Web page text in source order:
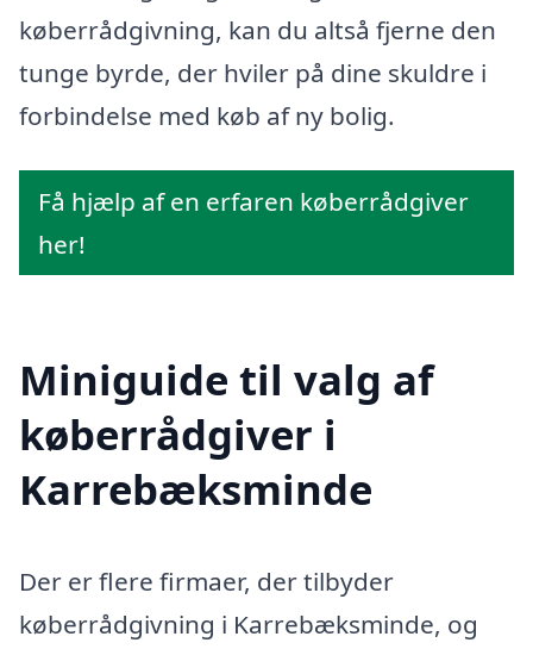
køberrådgivning, kan du altså fjerne den
tunge byrde, der hviler på dine skuldre i
forbindelse med køb af ny bolig.
Få hjælp af en erfaren køberrådgiver
her!
Miniguide til valg af
køberrådgiver i
Karrebæksminde
Der er flere firmaer, der tilbyder
køberrådgivning i Karrebæksminde, og